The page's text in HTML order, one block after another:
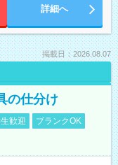
詳細へ
掲載日：2026.08.07
の仕分け
歓迎
ブランクOK